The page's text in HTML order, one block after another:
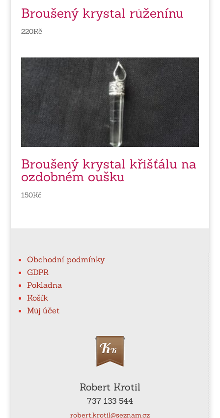
Broušený krystal růženínu
220Kč
Broušený krystal křišťálu na
ozdobném oušku
150Kč
Obchodní podmínky
GDPR
Pokladna
Košík
Můj účet
Robert Krotil
737 133 544
robert.krotil@seznam.cz